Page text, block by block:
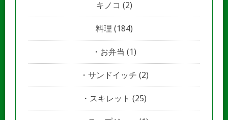
キノコ (2)
料理 (184)
お弁当 (1)
サンドイッチ (2)
スキレット (25)